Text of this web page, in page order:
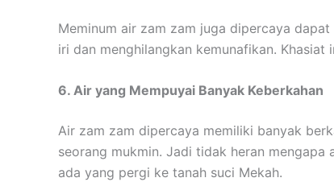
Meminum air zam zam juga dipercaya
iri dan menghilangkan kemunafikan.
6. Air yang Mempuyai Banyak Keberkahan
Air zam zam dipercaya memiliki banyak
seorang mukmin. Jadi tidak heran
ada yang pergi ke tanah suci Mekah.